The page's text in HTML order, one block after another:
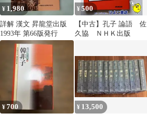
¥ 1,980
詳解 漢文 昇龍堂出版
1993年 第66版発行
¥500
【中古】孔子 論語 佐
久協 ＮＨＫ出版
¥700 ¥ 13,500